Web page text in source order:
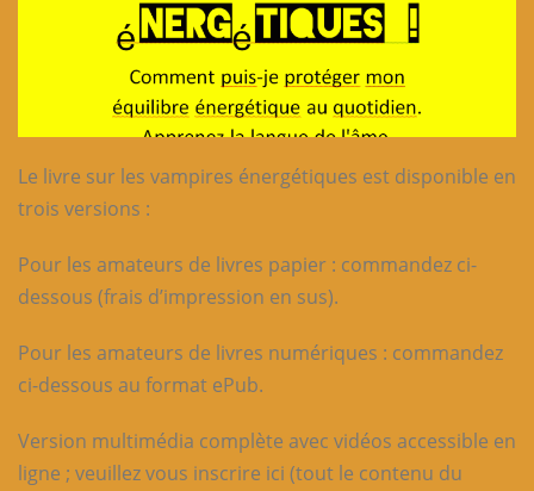
Le livre sur les vampires énergétiques est disponible en
trois versions :
Pour les amateurs de livres papier : commandez ci-
dessous (frais d’impression en sus).
Pour les amateurs de livres numériques : commandez
ci-dessous au format ePub.
Version multimédia complète avec vidéos accessible en
ligne ; veuillez vous inscrire ici (tout le contenu du